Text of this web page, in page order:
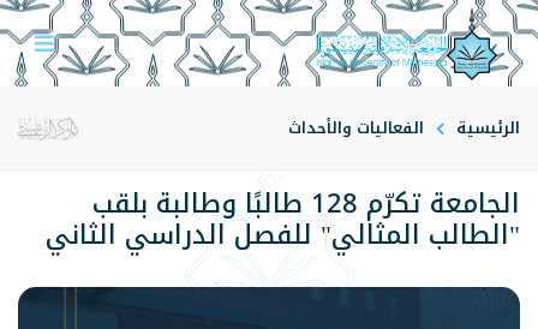
الرئيسية الفعاليات والأحداث
الجامعة تكرّم 128 طالبًا وطالبة بلقب
"الطالب المثالي" للفصل الدراسي الثاني